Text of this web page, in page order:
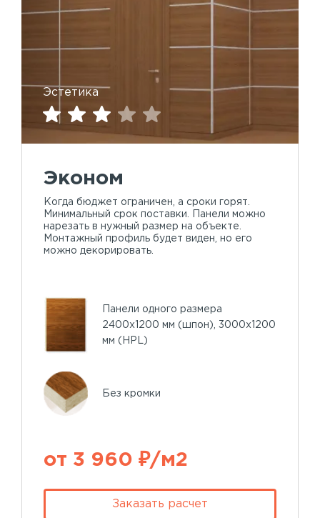
Эстетика
Эконом
Когда бюджет ограничен, а сроки горят.
Минимальный срок поставки. Панели можно
нарезать в нужный размер на объекте.
Монтажный профиль будет виден, но его
можно декорировать.
Панели одного размера
2400х1200 мм (шпон), 3000х1200
мм (HPL)
Без кромки
от 3 960 ₽/м2
Заказать расчет